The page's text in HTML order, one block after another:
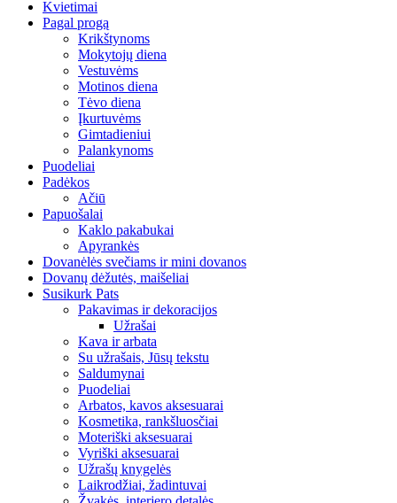
Kvietimai
Pagal progą
Krikštynoms
Mokytojų diena
Vestuvėms
Motinos diena
Tėvo diena
Įkurtuvėms
Gimtadieniui
Palankynoms
Puodeliai
Padėkos
Ačiū
Papuošalai
Kaklo pakabukai
Apyrankės
Dovanėlės svečiams ir mini dovanos
Dovanų dėžutės, maišeliai
Susikurk Pats
Pakavimas ir dekoracijos
Užrašai
Kava ir arbata
Su užrašais, Jūsų tekstu
Saldumynai
Puodeliai
Arbatos, kavos aksesuarai
Kosmetika, rankšluosčiai
Moteriški aksesuarai
Vyriški aksesuarai
Užrašų knygelės
Laikrodžiai, žadintuvai